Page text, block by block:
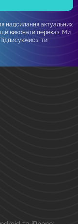
надсилання актуальних
виконати переказ. Ми
ти